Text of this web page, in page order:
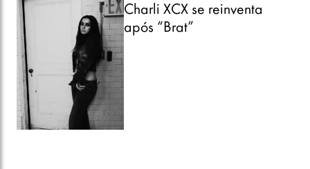
Charli XCX se reinventa
após “Brat”